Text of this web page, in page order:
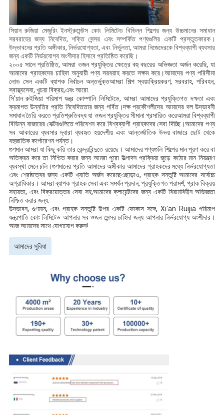
সিয়ান রুজিয়া মেজুরিং ইনস্ট্রুমেন্টস কোং লিমিটেড বিভিন্ন শিল্পের জন্য উচ্চমানের সমাধান
সরবরাহের জন্য নিবেদিত, শক্তি সেন্সর এবং সম্পর্কিত পণ্যগুলির একটি প্রস্তুতকারক।
উদ্ভাবনের প্রতি অঙ্গীকার, নির্ভরযোগ্যতা, এবং নির্ভুলতা, আমরা নিজেদেরকে বিশ্বব্যাপী ব্যবসার
জন্য একটি নির্ভরযোগ্য অংশীদার হিসাবে প্রতিষ্ঠিত করেছি।
২০০৫ সালে প্রতিষ্ঠিত, আমরা ওজন প্রযুক্তির ক্ষেত্রে বহু বছরের অভিজ্ঞতা অর্জন করেছি, যা
আমাদের গ্রাহকদের চাহিদা অনুযায়ী পণ্য সরবরাহ করতে সক্ষম করে।আমাদের পণ্য পরিসীমা
লোড সেল একটি ব্যাপক নির্বাচন অন্তর্ভুক্তআমরা শিল্প স্বয়ংক্রিয়করণ, সরবরাহ, পরিবহন,
স্বাস্থ্যসেবা, খুচরা বিক্রয়,এবং আরো.
সি'য়ান রুইজিয়া পরিমাপ যন্ত্র কোম্পানি লিমিটেডে, আমরা আমাদের প্রযুক্তিগত দক্ষতা এবং
ক্রমাগত উন্নতির প্রতি নিবেদিততার জন্য গর্বিত।দক্ষ প্রকৌশলীদের আমাদের দল উদ্ভাবনী
সমাধান তৈরি করতে প্রতিশ্রুতিবদ্ধ যা ওজন প্রযুক্তির সীমানা প্রসারিত করেআমরা বিশ্বব্যাপী
বিভিন্ন বাজারের সেক্টরগুলিতে পরিবেশন করে বিশ্বব্যাপী গ্রাহকদের সেবা দিচ্ছি।আমাদের পণ্য
সব আকারের ব্যবসার দ্বারা ব্যবহৃত হয়দেশীয় এবং আন্তর্জাতিক উভয় বাজারে ছোট থেকে
বহুজাতিক কর্পোরেশন পর্যন্ত।
গুণমান আমরা যা কিছু করি তার কেন্দ্রবিন্দুতে রয়েছে। আমাদের পণ্যগুলি শিল্পের মান পূরণ করে বা
অতিক্রম করে তা নিশ্চিত করার জন্য আমরা পুরো উত্পাদন প্রক্রিয়া জুড়ে কঠোর মান নিয়ন্ত্রণ
ব্যবস্থা মেনে চলি।গুণমানের প্রতি আমাদের অঙ্গীকার আমাদের গ্রাহকদের মধ্যে নির্ভরযোগ্যতা
এবং শ্রেষ্ঠত্বের জন্য একটি খ্যাতি অর্জন করেছেএছাড়াও, গ্রাহক সন্তুষ্টি আমাদের সর্বোচ্চ
অগ্রাধিকার। আমরা ব্যাপক গ্রাহক সেবা এবং সমর্থন প্রদান, প্রযুক্তিগত পরামর্শ, প্রাক বিক্রয়
সহায়তা, এবং বিক্রয়োত্তর সেবা সহ,আমাদের ক্লায়েন্টদের জন্য একটি বিরামবিহীন অভিজ্ঞতা
নিশ্চিত করার জন্য.
উদ্ভাবন, গুণমান, এবং গ্রাহক সন্তুষ্টি উপর একটি ফোকাস সঙ্গে, Xi'an Ruijia পরিমাপ
যন্ত্রপাতি কোং লিমিটেড আপনার সব ওজন সেন্সর চাহিদা জন্য আপনার নির্ভরযোগ্য অংশীদার।
আজ আমাদের সাথে যোগাযোগ করুন!
আমাদের সুবিধা